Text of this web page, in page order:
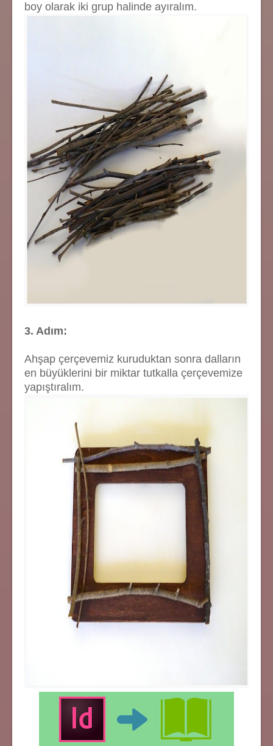
boy olarak iki grup halinde ayıralım.
3. Adım:
Ahşap çerçevemiz kuruduktan sonra dalların
en büyüklerini bir miktar tutkalla çerçevemize
yapıştıralım.